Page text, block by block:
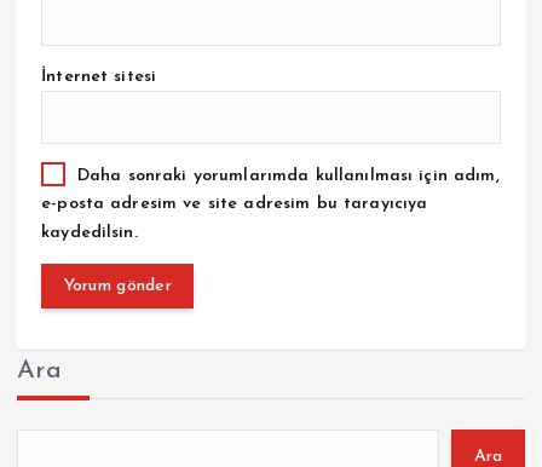
İnternet sitesi
Daha sonraki yorumlarımda kullanılması için adım,
e-posta adresim ve site adresim bu tarayıcıya
kaydedilsin.
Ara
Ara